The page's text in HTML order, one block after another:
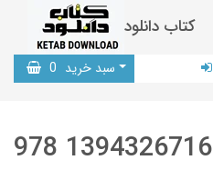
کتاب دانلود
سبد خرید 0
978 1394326716